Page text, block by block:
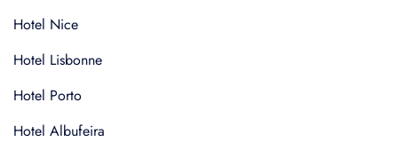
Hotel Nice
Hotel Lisbonne
Hotel Porto
Hotel Albufeira